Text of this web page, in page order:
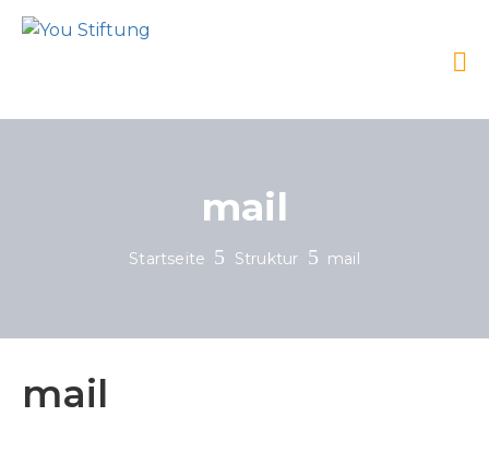
mail
Startseite Struktur mail
mail